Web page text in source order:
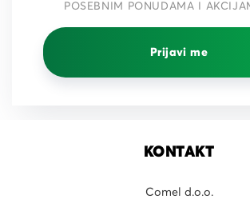
POSEBNIM PONUDAMA I
Prijavi me
KONTAKT
Comel d.o.o.